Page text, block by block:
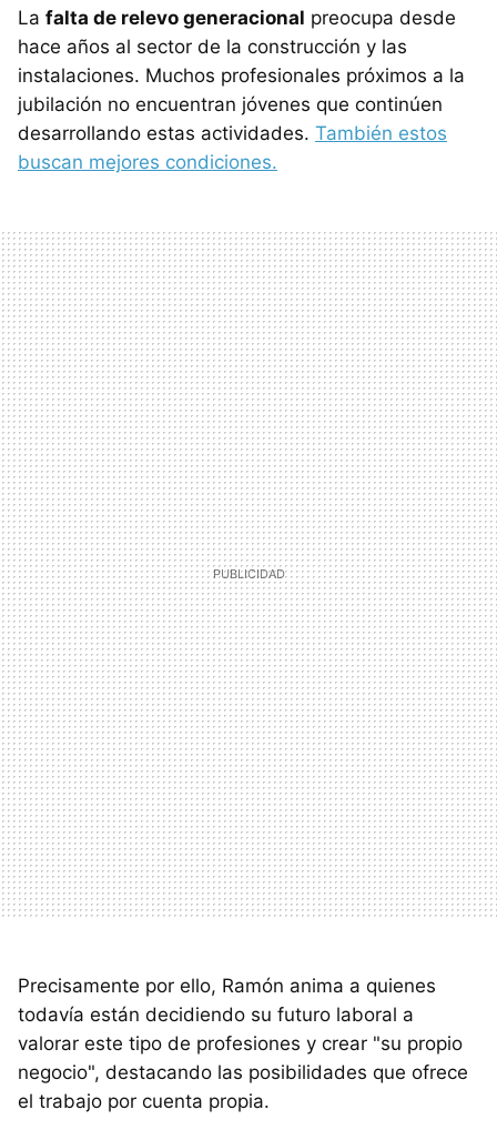
La falta de relevo generacional preocupa desde
hace años al sector de la construcción y las
instalaciones. Muchos profesionales próximos a la
jubilación no encuentran jóvenes que continúen
desarrollando estas actividades. También estos
buscan mejores condiciones.
Precisamente por ello, Ramón anima a quienes
todavía están decidiendo su futuro laboral a
valorar este tipo de profesiones y crear "su propio
negocio", destacando las posibilidades que ofrece
el trabajo por cuenta propia.